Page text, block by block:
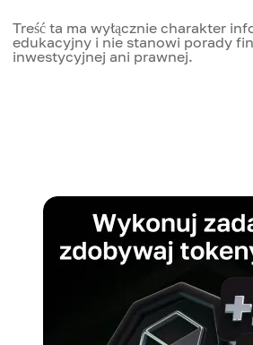
Treść ta ma wyłącznie charakter
edukacyjny i nie stanowi porady
inwestycyjnej ani prawnej.